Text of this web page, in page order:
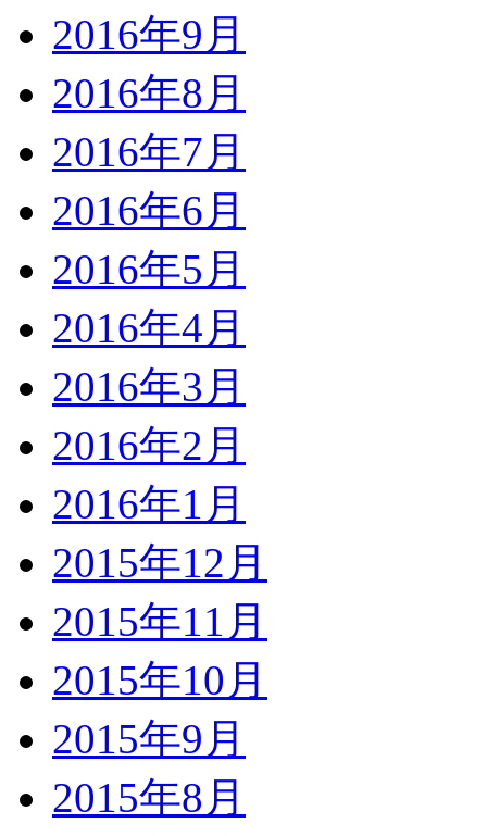
2016年9月
2016年8月
2016年7月
2016年6月
2016年5月
2016年4月
2016年3月
2016年2月
2016年1月
2015年12月
2015年11月
2015年10月
2015年9月
2015年8月